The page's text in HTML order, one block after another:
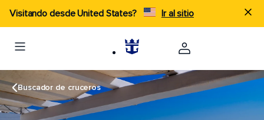
Visitando desde United States? Ir al sitio
Buscador de cruceros